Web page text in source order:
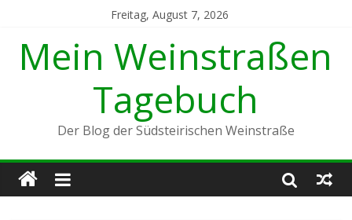
Freitag, August 7, 2026
Mein Weinstraßen
Tagebuch
Der Blog der Südsteirischen Weinstraße